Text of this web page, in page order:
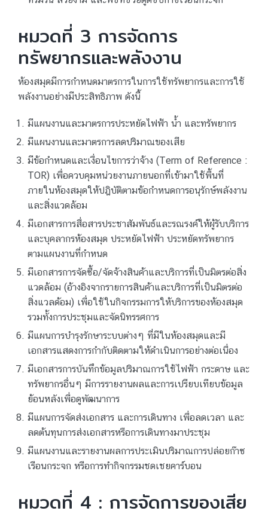
หมวดที่ 3 การจัดการ
ทรัพยากรและพลังงาน
ห้องสมุดมีการกําหนดมาตรการในการใช้ทรัพยากรและการใช้
พลังงานอย่างมีประสิทธิภาพ ดังนี้
มีแผนงานและมาตรการประหยัดไฟฟ้า น้ำ และทรัพยากร
มีแผนงานและมาตรการลดปริมาณของเสีย
มีข้อกำหนดและเงื่อนไขการว่าจ้าง (Term of Reference :
TOR) เพื่อควบคุมหน่วยงานภายนอกที่เข้ามาใช้พื้นที่
ภายในห้องสมุดให้ปฎิบัติตามข้อกำหนดการอนุรักษ์พลังงาน
และสิ่งแวดล้อม
มีเอกสารการสื่อสารประชาสัมพันธ์และรณรงค์ให้ผู้รับบริการ
และบุคลากรห้องสมุด ประหยัดไฟฟ้า ประหยัดทรัพยากร
ตามแผนงานที่กำหนด
มีเอกสารการจัดซื้อ/จัดจ้างสินค้าและบริการที่เป็นมิตรต่อสิ่ง
แวดล้อม (อ้างอิงจากรายการสินค้าและบริการที่เป็นมิตรต่อ
สิ่งแวลด้อม) เพื่อใช้ในกิจกรรมการให้บริการของห้องสมุด
รวมทั้งการประชุมและจัดนิทรรศการ
มีแผนการบำรุงรักษาระบบต่างๆ ที่มีในห้องสมุดและมี
เอกสารแสดงการกำกับติดตามให้ดำเนินการอย่างต่อเนื่อง
มีเอกสารการบันทึกข้อมูลปริมาณการใช้ไฟฟ้า กระดาษ และ
ทรัพยากรอื่นๆ มีการรายงานผลและการเปรียบเทียบข้อมูล
ย้อนหลังเพื่อดูพัฒนาการ
มีแผนการจัดส่งเอกสาร และการเดินทาง เพื่อลดเวลา และ
ลดต้นทุนการส่งเอกสารหรือการเดินทางมาประชุม
มีแผนงานและรายงานผลการประเมินปริมาณการปล่อยก๊าซ
เรือนกระจก หรือการทำกิจกรรมชดเชยคาร์บอน
หมวดที่ 4 : การจัดการของเสีย